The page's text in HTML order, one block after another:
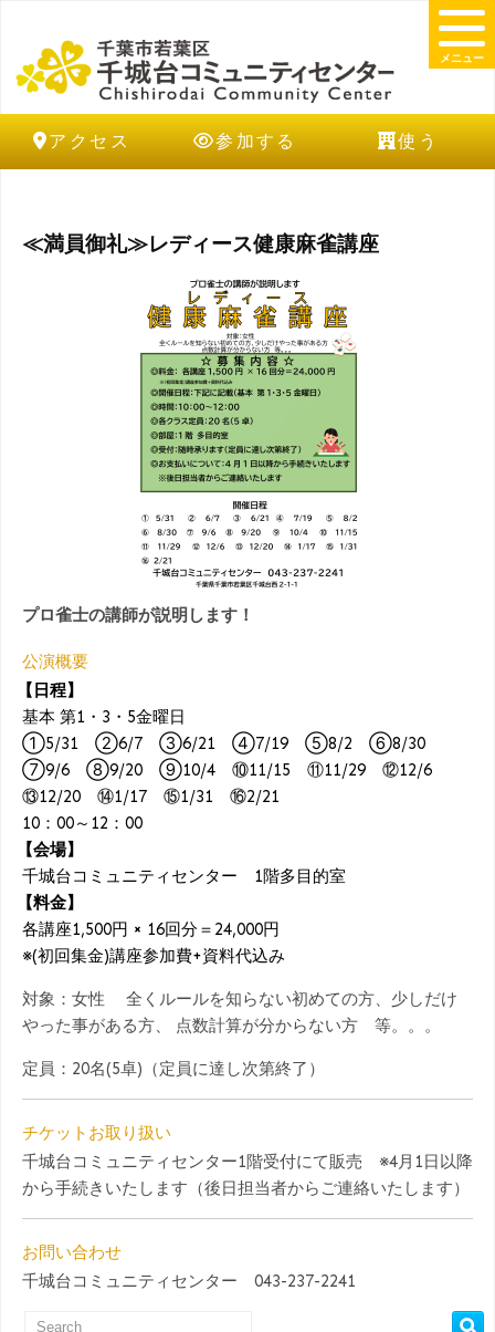
アクセス 参加する 使う
メニュー
≪満員御礼≫レディース健康麻雀講座
プロ雀士の講師が説明します！
公演概要
【日程】
基本 第1・3・5金曜日
①5/31 ②6/7 ③6/21 ④7/19 ⑤8/2 ⑥8/30
⑦9/6 ⑧9/20 ⑨10/4 ⑩11/15 ⑪11/29 ⑫12/6
⑬12/20 ⑭1/17 ⑮1/31 ⑯2/21
10：00～12：00
【会場】
千城台コミュニティセンター 1階多目的室
【料金】
各講座1,500円 × 16回分＝24,000円
※(初回集金)講座参加費+資料代込み
対象：女性 全くルールを知らない初めての方、少しだけ
やった事がある方、 点数計算が分からない方 等。。。
定員：20名(5卓)（定員に達し次第終了）
チケットお取り扱い
千城台コミュニティセンター1階受付にて販売 ※4月1日以降
から手続きいたします（後日担当者からご連絡いたします）
お問い合わせ
千城台コミュニティセンター 043-237-2241